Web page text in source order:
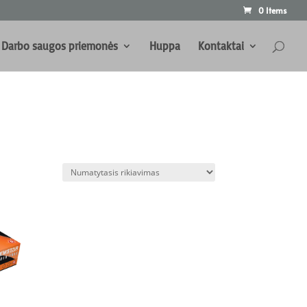
0 Items
Darbo saugos priemonės Huppa Kontaktai